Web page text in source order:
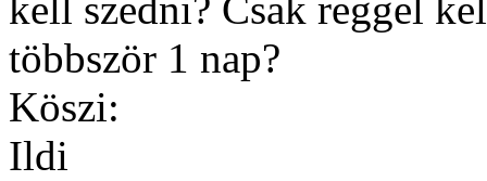
kell szedni? Csak reggel
többször 1 nap?
Köszi:
Ildi